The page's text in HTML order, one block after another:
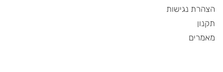
הצהרת נגישות
תקנון
מאמרים